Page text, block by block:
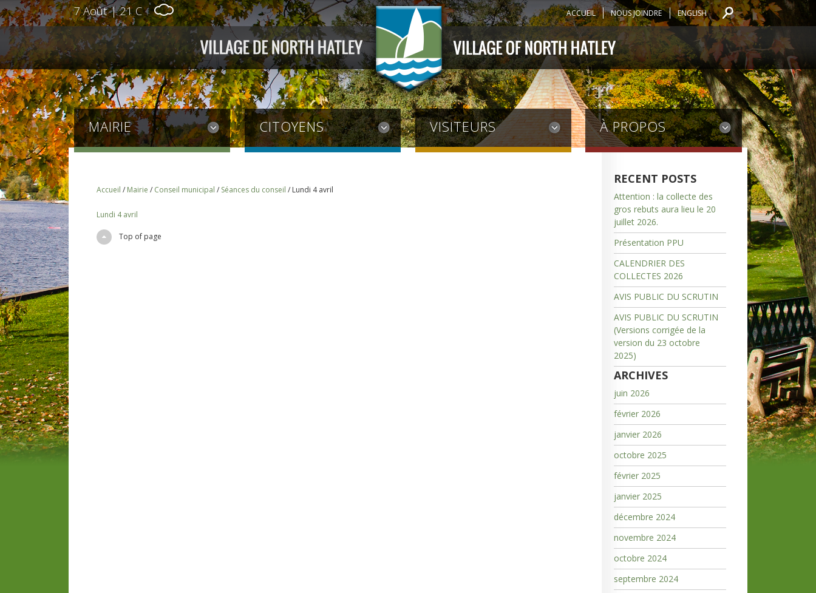
7 Août | 21 C ACCUEIL NOUS JOINDRE ENGLISH
MAIRIE CITOYENS VISITEURS À PROPOS
Accueil / Mairie / Conseil municipal / Séances du conseil / Lundi 4 avril
Lundi 4 avril
Top of page
RECENT POSTS
Attention : la collecte des
gros rebuts aura lieu le 20
juillet 2026.
Présentation PPU
CALENDRIER DES
COLLECTES 2026
AVIS PUBLIC DU SCRUTIN
AVIS PUBLIC DU SCRUTIN
(Versions corrigée de la
version du 23 octobre
2025)
ARCHIVES
juin 2026
février 2026
janvier 2026
octobre 2025
février 2025
janvier 2025
décembre 2024
novembre 2024
octobre 2024
septembre 2024